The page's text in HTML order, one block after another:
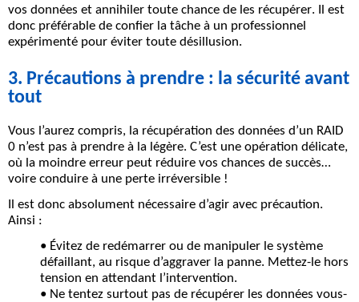
vos données et annihiler toute chance de les récupérer. Il est
donc préférable de confier la tâche à un professionnel
expérimenté pour éviter toute désillusion.
3. Précautions à prendre : la sécurité avant
tout
Vous l’aurez compris, la récupération des données d’un RAID
0 n’est pas à prendre à la légère. C’est une opération délicate,
où la moindre erreur peut réduire vos chances de succès…
voire conduire à une perte irréversible !
Il est donc absolument nécessaire d’agir avec précaution.
Ainsi :
• Évitez de redémarrer ou de manipuler le système
défaillant, au risque d’aggraver la panne. Mettez-le hors
tension en attendant l’intervention.
• Ne tentez surtout pas de récupérer les données vous-